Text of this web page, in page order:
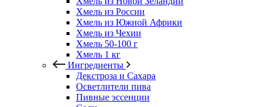
Хмель из России
Хмель из Южной Африки
Хмель из Чехии
Хмель 50-100 г
Хмель 1 кг
Ингредиенты
Декстроза и Сахара
Осветлители пива
Пивные эссенции